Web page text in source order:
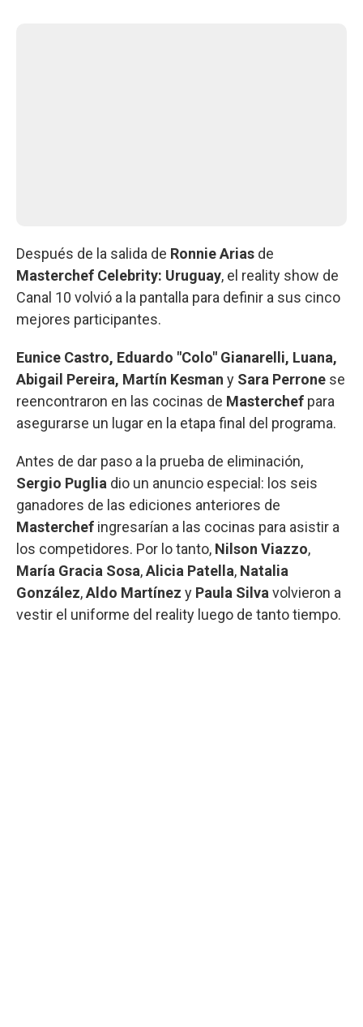
Después de la salida de Ronnie Arias de
Masterchef Celebrity: Uruguay, el reality show de
Canal 10 volvió a la pantalla para definir a sus cinco
mejores participantes.
Eunice Castro, Eduardo "Colo" Gianarelli, Luana,
Abigail Pereira, Martín Kesman y Sara Perrone se
reencontraron en las cocinas de Masterchef para
asegurarse un lugar en la etapa final del programa.
Antes de dar paso a la prueba de eliminación,
Sergio Puglia dio un anuncio especial: los seis
ganadores de las ediciones anteriores de
Masterchef ingresarían a las cocinas para asistir a
los competidores. Por lo tanto, Nilson Viazzo,
María Gracia Sosa,Alicia Patella, Natalia
González,Aldo Martínez y Paula Silva volvieron a
vestir el uniforme del reality luego de tanto tiempo.